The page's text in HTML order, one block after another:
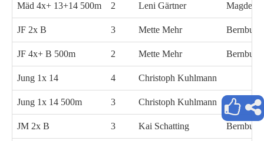
Mäd 4x+ 13+14 500m 2 Leni Gärtner
JF 2x B 3 Mette Mehr Bernburg
JF 4x+ B 500m 2 Mette Mehr Bernburg
Jung 1x 14 4 Christoph Kuhlmann
Jung 1x 14 500m 3 Christoph Kuhlmann
JM 2x B 3 Kai Schatting Bernburg